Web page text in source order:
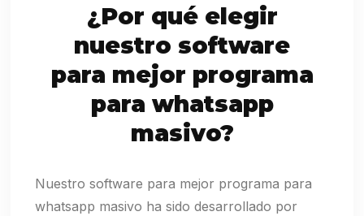
¿Por qué elegir
nuestro software
para mejor programa
para whatsapp
masivo?
Nuestro software para mejor programa para
whatsapp masivo ha sido desarrollado por